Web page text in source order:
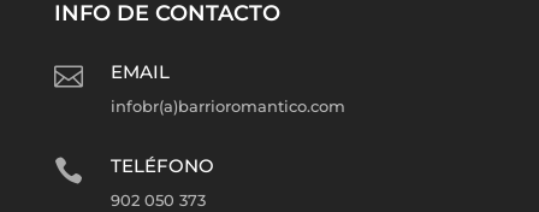
INFO DE CONTACTO
 EMAIL
infobr(a)barrioromantico.com
 TELÉFONO
902 050 373